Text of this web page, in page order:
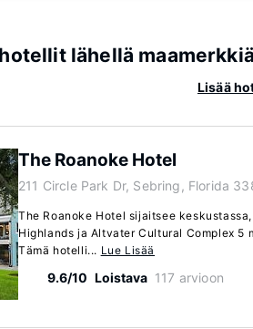
lähellä
Lisää
The Roanoke Hotel
211 Circle Park Dr, Sebring, Florida
The Roanoke Hotel sijaitsee
Highlands ja Altvater Cultural Complex 5
Tämä hotelli... Lue Lisää
9.6/10 Loistava 117 arvioon